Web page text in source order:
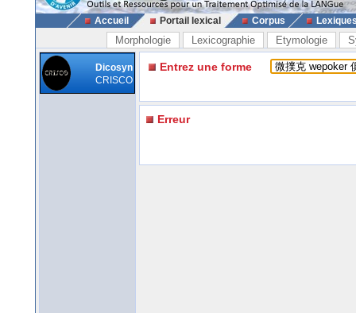
Accueil Portail lexical Corpus
Morphologie Lexicographie Etymologie
Dicosyn
CRISCO
Entrez une forme
Erreur